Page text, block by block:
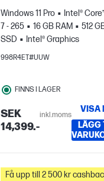
Windows 11 Pro
Intel®
7 - 265
16 GB RAM
512
SSD
Intel® Graphics
998R4ET#UUW
FINNS I LAGER
SEK
14,399.-
inkl.moms
VISA
LÄGG
Få upp till 2 500 kr